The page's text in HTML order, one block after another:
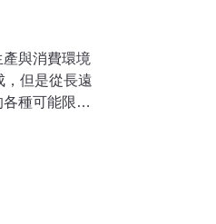
與消費環境
，但是從長遠
種可能限
們就不得不
態經濟」
」註，像「環